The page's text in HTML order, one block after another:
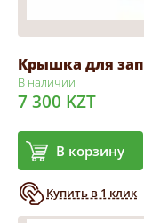
Крышка для
В наличии
7 300 KZT
В корзину
Купить в 1 клик